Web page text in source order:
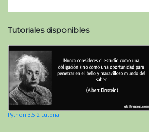
Tutoriales disponibles
Python 3.5.2 tutorial